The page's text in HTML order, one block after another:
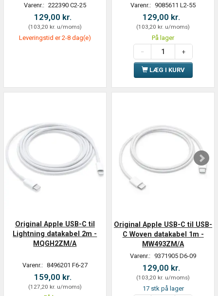
Varenr.: 222390 C2-25
129,00 kr.
(103,20 kr. u/moms)
Leveringstid er 2-8 dag(e)
Varenr.: 9085611 L2-55
129,00 kr.
(103,20 kr. u/moms)
På lager
LÆG I KURV
Original Apple USB-C til
Lightning datakabel 2m -
MQGH2ZM/A
Varenr.: 8496201 F6-27
159,00 kr.
(127,20 kr. u/moms)
Original Apple USB-C til USB-
C Woven datakabel 1m -
MW493ZM/A
Varenr.: 9371905 D6-09
129,00 kr.
(103,20 kr. u/moms)
17 stk på lager